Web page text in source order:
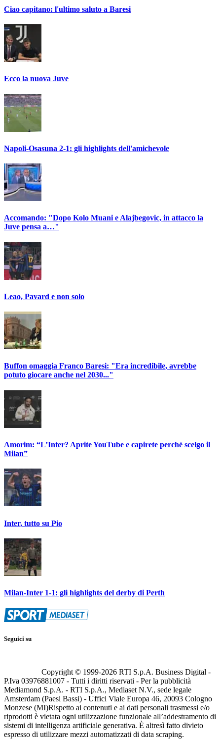
Ciao capitano: l'ultimo saluto a Baresi
Ecco la nuova Juve
Napoli-Osasuna 2-1: gli highlights dell'amichevole
Accomando: "Dopo Kolo Muani e Alajbegovic, in attacco la
Juve pensa a…"
Leao, Pavard e non solo
Buffon omaggia Franco Baresi: "Era incredibile, avrebbe
potuto giocare anche nel 2030..."
Amorim: “L’Inter? Aprite YouTube e capirete perché scelgo il
Milan”
Inter, tutto su Pio
Milan-Inter 1-1: gli highlights del derby di Perth
Seguici su
Copyright © 1999-2026 RTI S.p.A. Business Digital -
P.Iva 03976881007 - Tutti i diritti riservati - Per la pubblicità
Mediamond S.p.A. - RTI S.p.A., Mediaset N.V., sede legale
Amsterdam (Paesi Bassi) - Uffici Viale Europa 46, 20093 Cologno
Monzese (MI)Rispetto ai contenuti e ai dati personali trasmessi e/o
riprodotti è vietata ogni utilizzazione funzionale all’addestramento di
sistemi di intelligenza artificiale generativa. È altresì fatto divieto
espresso di utilizzare mezzi automatizzati di data scraping.